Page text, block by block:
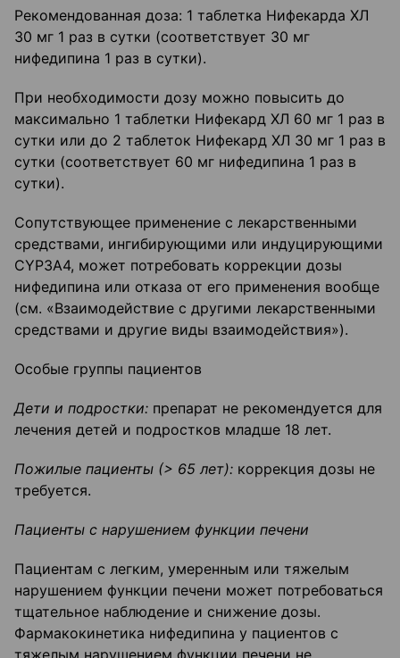
Рекомендованная доза: 1 таблетка Нифекарда ХЛ
30 мг 1 раз в сутки (соответствует 30 мг
нифедипина 1 раз в сутки).
При необходимости дозу можно повысить до
максимально 1 таблетки Нифекард ХЛ 60 мг 1 раз в
сутки или до 2 таблеток Нифекард ХЛ 30 мг 1 раз в
сутки (соответствует 60 мг нифедипина 1 раз в
сутки).
Сопутствующее применение с лекарственными
средствами, ингибирующими или индуцирующими
CYP3A4, может потребовать коррекции дозы
нифедипина или отказа от его применения вообще
(см. «Взаимодействие с другими лекарственными
средствами и другие виды взаимодействия»).
Особые группы пациентов
Дети и подростки: препарат не рекомендуется для
лечения детей и подростков младше 18 лет.
Пожилые пациенты (> 65 лет): коррекция дозы не
требуется.
Пациенты с нарушением функции печени
Пациентам с легким, умеренным или тяжелым
нарушением функции печени может потребоваться
тщательное наблюдение и снижение дозы.
Фармакокинетика нифедипина у пациентов с